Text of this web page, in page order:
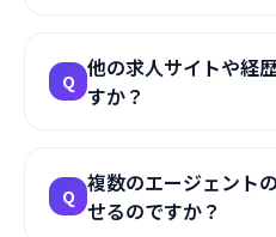
Q 他の求人サイトや経
すか？
際の発注者による第三
びに評価が積み上がり、
Q 複数のエージェント
せるのですか？